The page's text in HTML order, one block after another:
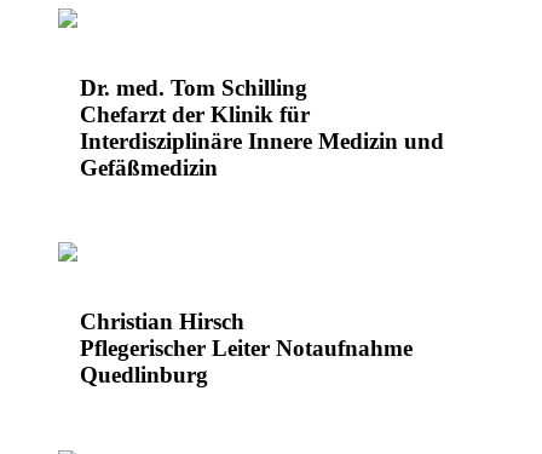
Dr. med. Tom Schilling
Chefarzt der Klinik für
Interdisziplinäre Innere Medizin und
Gefäßmedizin
Christian Hirsch
Pflegerischer Leiter Notaufnahme
Quedlinburg